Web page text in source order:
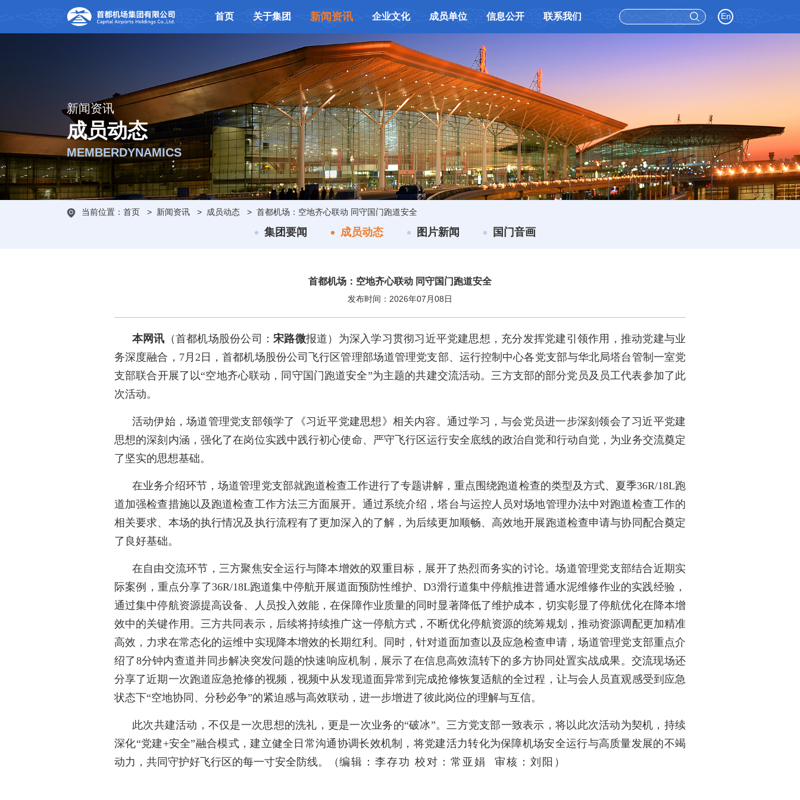
首页 关于集团 新闻资讯 企业文化 成员单位 信息公开 联系我们 En
新闻资讯
成员动态
MEMBERDYNAMICS
当前位置： 首页 > 新闻资讯 > 成员动态 > 首都机场：空地齐心联动 同守国门跑道安全
集团要闻 成员动态 图片新闻 国门音画
首都机场：空地齐心联动 同守国门跑道安全
发布时间：2026年07月08日
本网讯 （首都机场股份公司：宋路微报道）为深入学习贯彻习近平党建思想，充分发挥党建引领作用，推动党建与业
务深度融合，7月2日，首都机场股份公司飞行区管理部场道管理党支部、运行控制中心各党支部与华北局塔台管制一室党
支部联合开展了以“空地齐心联动，同守国门跑道安全”为主题的共建交流活动。三方支部的部分党员及员工代表参加了此
次活动。
活动伊始，场道管理党支部领学了《习近平党建思想》相关内容。通过学习，与会党员进一步深刻领会了习近平党建
思想的深刻内涵，强化了在岗位实践中践行初心使命、严守飞行区运行安全底线的政治自觉和行动自觉，为业务交流奠定
了坚实的思想基础。
在业务介绍环节，场道管理党支部就跑道检查工作进行了专题讲解，重点围绕跑道检查的类型及方式、夏季36R/18L跑
道加强检查措施以及跑道检查工作方法三方面展开。通过系统介绍，塔台与运控人员对场地管理办法中对跑道检查工作的
相关要求、本场的执行情况及执行流程有了更加深入的了解，为后续更加顺畅、高效地开展跑道检查申请与协同配合奠定
了良好基础。
在自由交流环节，三方聚焦安全运行与降本增效的双重目标，展开了热烈而务实的讨论。场道管理党支部结合近期实
际案例，重点分享了36R/18L跑道集中停航开展道面预防性维护、D3滑行道集中停航推进普通水泥维修作业的实践经验，
通过集中停航资源提高设备、人员投入效能，在保障作业质量的同时显著降低了维护成本，切实彰显了停航优化在降本增
效中的关键作用。三方共同表示，后续将持续推广这一停航方式，不断优化停航资源的统筹规划，推动资源调配更加精准
高效，力求在常态化的运维中实现降本增效的长期红利。同时，针对道面加查以及应急检查申请，场道管理党支部重点介
绍了8分钟内查道并同步解决突发问题的快速响应机制，展示了在信息高效流转下的多方协同处置实战成果。交流现场还
分享了近期一次跑道应急抢修的视频，视频中从发现道面异常到完成抢修恢复适航的全过程，让与会人员直观感受到应急
状态下“空地协同、分秒必争”的紧迫感与高效联动，进一步增进了彼此岗位的理解与互信。
此次共建活动，不仅是一次思想的洗礼，更是一次业务的“破冰”。三方党支部一致表示，将以此次活动为契机，持续
深化“党建+安全”融合模式，建立健全日常沟通协调长效机制，将党建活力转化为保障机场安全运行与高质量发展的不竭
动力，共同守护好飞行区的每一寸安全防线。
（编辑：李存功 校对：常亚娟 审核：刘阳）